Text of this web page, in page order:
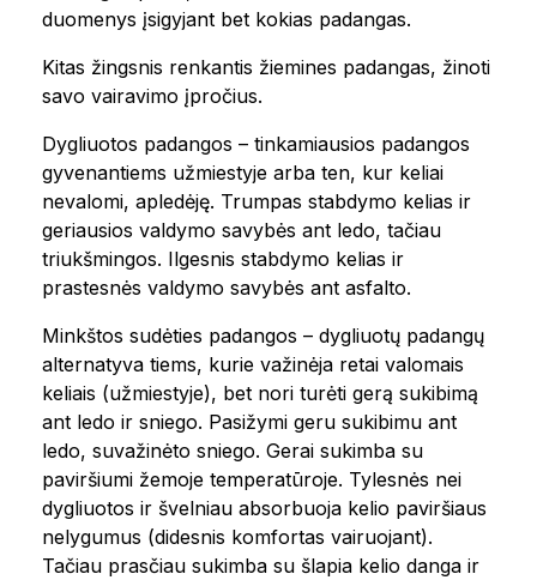
duomenys įsigyjant bet kokias padangas.
Kitas žingsnis renkantis žiemines padangas, žinoti
savo vairavimo įpročius.
Dygliuotos padangos – tinkamiausios padangos
gyvenantiems užmiestyje arba ten, kur keliai
nevalomi, apledėję. Trumpas stabdymo kelias ir
geriausios valdymo savybės ant ledo, tačiau
triukšmingos. Ilgesnis stabdymo kelias ir
prastesnės valdymo savybės ant asfalto.
Minkštos sudėties padangos – dygliuotų padangų
alternatyva tiems, kurie važinėja retai valomais
keliais (užmiestyje), bet nori turėti gerą sukibimą
ant ledo ir sniego. Pasižymi geru sukibimu ant
ledo, suvažinėto sniego. Gerai sukimba su
paviršiumi žemoje temperatūroje. Tylesnės nei
dygliuotos ir švelniau absorbuoja kelio paviršiaus
nelygumus (didesnis komfortas vairuojant).
Tačiau prasčiau sukimba su šlapia kelio danga ir